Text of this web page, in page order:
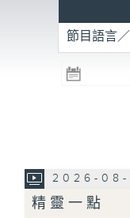
R3
電台
節目語言
2026-08-
精靈一點